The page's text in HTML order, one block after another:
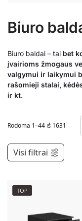
Biuro
Biuro baldai – tai bet
įvairioms žmogaus
valgymui ir laikymui
rašomieji stalai,
ir kt.
Rodoma 1–44 iš 1631
Visi filtrai
TOP